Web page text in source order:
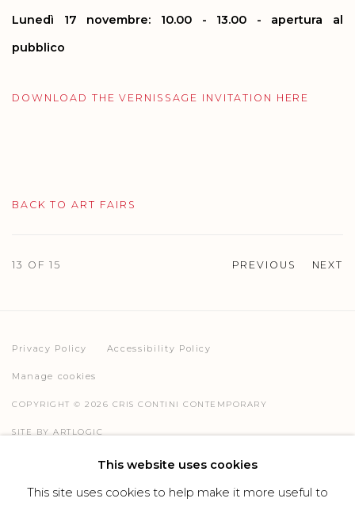
Lunedì 17 novembre: 10.00 - 13.00 - apertura al
pubblico
DOWNLOAD THE VERNISSAGE INVITATION HERE
BACK TO ART FAIRS
PREVIOUS NEXT
13 OF 15
Privacy Policy Accessibility Policy
Manage cookies
COPYRIGHT © 2026 CRIS CONTINI CONTEMPORARY
SITE BY ARTLOGIC
This website uses cookies
This site uses cookies to help make it more useful to